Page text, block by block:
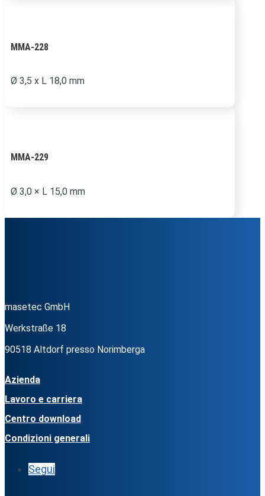
MMA-228
Ø 3,5 x L 18,0 mm
MMA-229
Ø 3,0 × L 15,0 mm
masetec GmbH
Werkstraße 18
90518 Altdorf presso Norimberga
Azienda
Lavoro e carriera
Centro download
Condizioni generali
Segui